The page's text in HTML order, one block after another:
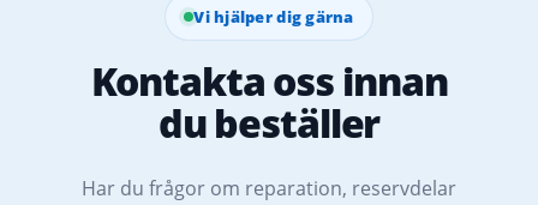
Vi hjälper dig gärna
Kontakta oss innan
du beställer
Har du frågor om reparation, reservdelar